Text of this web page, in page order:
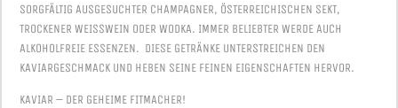
SORGFÄLTIG AUSGESUCHTER CHAMPAGNER, ÖSTERREICHISCHEN SEKT,
TROCKENER WEISSWEIN ODER WODKA. IMMER BELIEBTER WERDE AUCH A
LKOHOLFREIE ESSENZEN. DIESE GETRÄNKE UNTERSTREICHEN DEN K
AVIARGESCHMACK UND HEBEN SEINE FEINEN EIGENSCHAFTEN HERVOR.
KAVIAR – DER GEHEIME FITMACHER!